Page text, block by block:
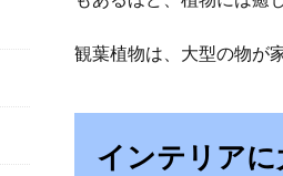
観葉植物は、大型の物が
インテリア